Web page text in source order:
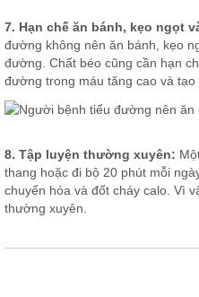
7. Hạn chế ăn bánh, kẹo ngọt
đường không nên ăn bánh, kẹo
đường. Chất béo cũng cần hạn
đường trong máu tăng cao và tạo
8. Tập luyện thường xuyên:
thang hoặc đi bộ 20 phút mỗi
chuyển hóa và đốt cháy calo. Vì
thường xuyên.